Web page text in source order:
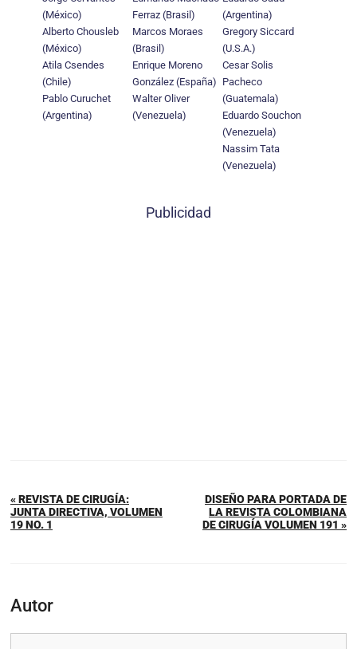
(México)
Alberto Chousleb
(México)
Atila Csendes
(Chile)
Pablo Curuchet
(Argentina)
Ferraz (Brasil)
Marcos Moraes
(Brasil)
Enrique Moreno
González (España)
Walter Oliver
(Venezuela)
(Argentina)
Gregory Siccard
(U.S.A.)
Cesar Solis
Pacheco
(Guatemala)
Eduardo Souchon
(Venezuela)
Nassim Tata
(Venezuela)
Publicidad
« REVISTA DE CIRUGÍA:
JUNTA DIRECTIVA, VOLUMEN
19 NO. 1
DISEÑO PARA PORTADA DE
LA REVISTA COLOMBIANA
DE CIRUGÍA VOLUMEN 191 »
Autor